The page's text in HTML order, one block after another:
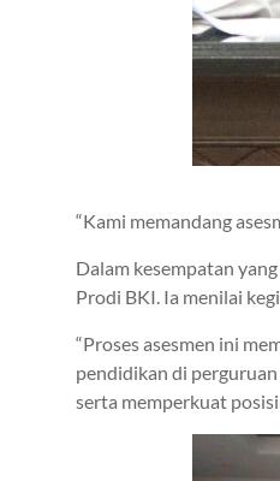
“Kami memandang
Dalam kesempatan yang
Prodi BKI. Ia menilai
“Proses asesmen ini
pendidikan di
serta memperkuat